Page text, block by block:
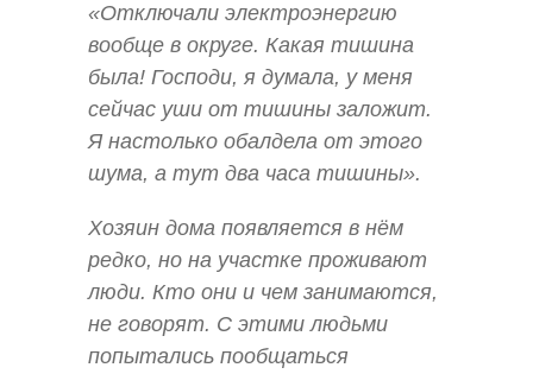
«Отключали электроэнергию
вообще в округе. Какая тишина
была! Господи, я думала, у меня
сейчас уши от тишины заложит.
Я настолько обалдела от этого
шума, а тут два часа тишины».
Хозяин дома появляется в нём
редко, но на участке проживают
люди. Кто они и чем занимаются,
не говорят. С этими людьми
попытались пообщаться